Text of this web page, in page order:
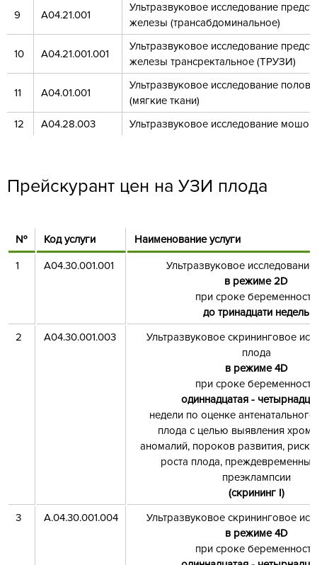
9 А04.21.001
Ультразвуковое исследование
железы (трансабдоминальное)
10 А04.21.001.001
Ультразвуковое исследование
железы трансректальное (ТРУЗИ)
11 А04.01.001
Ультразвуковое исследование
(мягкие ткани)
12
А04.28.003 Ультразвуковое исследование
Прейскурант цен на УЗИ плода
№ Код услуги Наименование услуги
1 A04.30.001.001
Ультразвуковое
в режиме 2D
при сроке беременности
до тринадцати недель
2
A04.30.001.003
Ультразвуковое скрининговое
плода
в режиме 4D
при сроке беременности
одиннадцатая -
недели по оценке
плода с целью выявления
аномалий, пороков развития,
роста плода,
преэклампсии
(скрининг I)
3
А.04.30.001.004
Ультразвуковое скрининговое
в режиме 4D
при сроке беременности